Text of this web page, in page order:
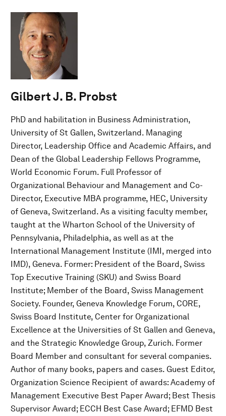
Gilbert J. B. Probst
PhD and habilitation in Business Administration,
University of St Gallen, Switzerland. Managing
Director, Leadership Office and Academic Affairs, and
Dean of the Global Leadership Fellows Programme,
World Economic Forum. Full Professor of
Organizational Behaviour and Management and Co-
Director, Executive MBA programme, HEC, University
of Geneva, Switzerland. As a visiting faculty member,
taught at the Wharton School of the University of
Pennsylvania, Philadelphia, as well as at the
International Management Institute (IMI, merged into
IMD), Geneva. Former: President of the Board, Swiss
Top Executive Training (SKU) and Swiss Board
Institute; Member of the Board, Swiss Management
Society. Founder, Geneva Knowledge Forum, CORE,
Swiss Board Institute, Center for Organizational
Excellence at the Universities of St Gallen and Geneva,
and the Strategic Knowledge Group, Zurich. Former
Board Member and consultant for several companies.
Author of many books, papers and cases. Guest Editor,
Organization Science Recipient of awards: Academy of
Management Executive Best Paper Award; Best Thesis
Supervisor Award; ECCH Best Case Award; EFMD Best